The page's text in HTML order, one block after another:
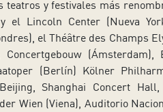
teatros y festivales más
el Lincoln Center (Nueva
el Théâtre des Champs
(Ámsterdam),
(Berlín) Kölner
Shanghai Concert
Wien (Viena), Auditorio